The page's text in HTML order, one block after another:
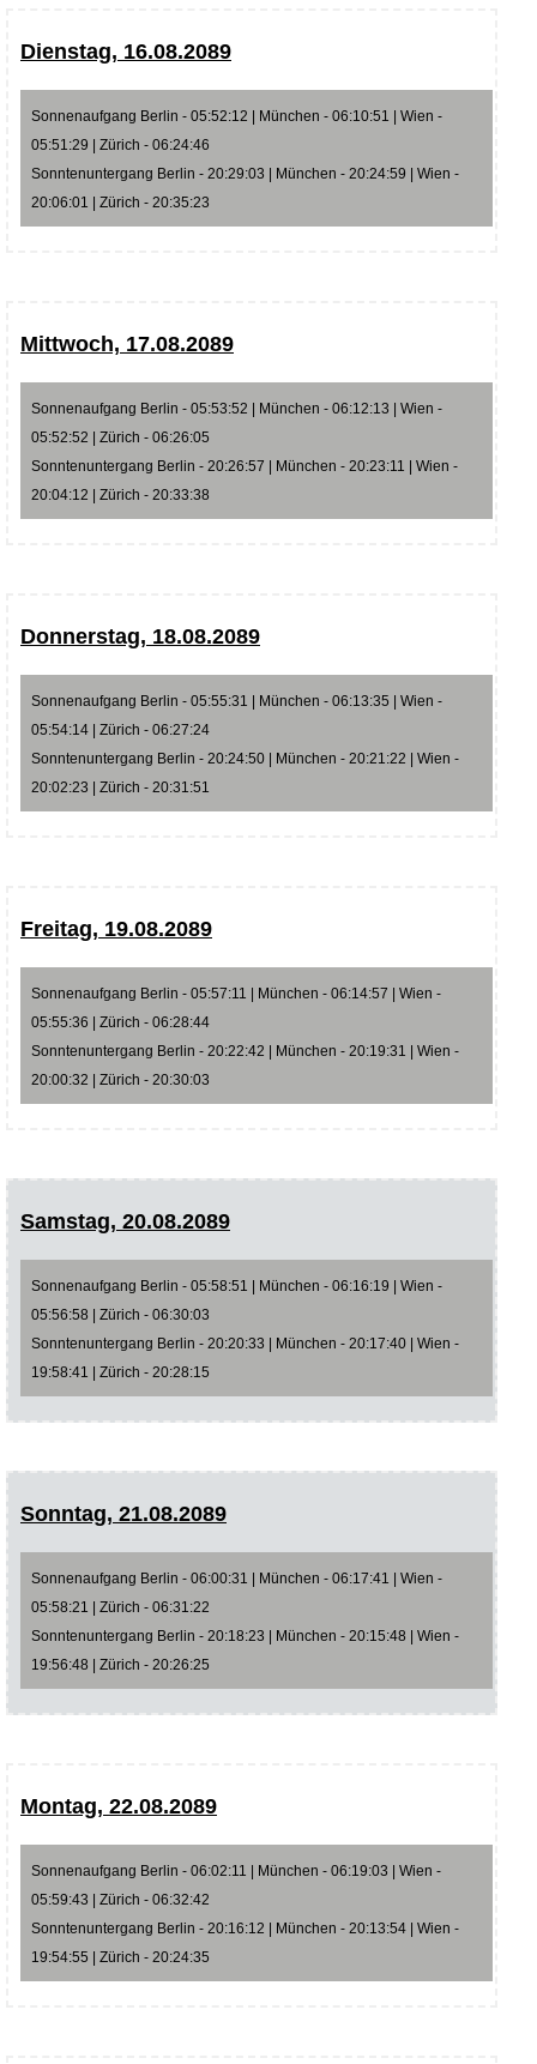
Dienstag, 16.08.2089
Sonnenaufgang Berlin - 05:52:12 | München - 06:10:51 | Wien -
05:51:29 | Zürich - 06:24:46
Sonntenuntergang Berlin - 20:29:03 | München - 20:24:59 | Wien -
20:06:01 | Zürich - 20:35:23
Mittwoch, 17.08.2089
Sonnenaufgang Berlin - 05:53:52 | München - 06:12:13 | Wien -
05:52:52 | Zürich - 06:26:05
Sonntenuntergang Berlin - 20:26:57 | München - 20:23:11 | Wien -
20:04:12 | Zürich - 20:33:38
Donnerstag, 18.08.2089
Sonnenaufgang Berlin - 05:55:31 | München - 06:13:35 | Wien -
05:54:14 | Zürich - 06:27:24
Sonntenuntergang Berlin - 20:24:50 | München - 20:21:22 | Wien -
20:02:23 | Zürich - 20:31:51
Freitag, 19.08.2089
Sonnenaufgang Berlin - 05:57:11 | München - 06:14:57 | Wien -
05:55:36 | Zürich - 06:28:44
Sonntenuntergang Berlin - 20:22:42 | München - 20:19:31 | Wien -
20:00:32 | Zürich - 20:30:03
Samstag, 20.08.2089
Sonnenaufgang Berlin - 05:58:51 | München - 06:16:19 | Wien -
05:56:58 | Zürich - 06:30:03
Sonntenuntergang Berlin - 20:20:33 | München - 20:17:40 | Wien -
19:58:41 | Zürich - 20:28:15
Sonntag, 21.08.2089
Sonnenaufgang Berlin - 06:00:31 | München - 06:17:41 | Wien -
05:58:21 | Zürich - 06:31:22
Sonntenuntergang Berlin - 20:18:23 | München - 20:15:48 | Wien -
19:56:48 | Zürich - 20:26:25
Montag, 22.08.2089
Sonnenaufgang Berlin - 06:02:11 | München - 06:19:03 | Wien -
05:59:43 | Zürich - 06:32:42
Sonntenuntergang Berlin - 20:16:12 | München - 20:13:54 | Wien -
19:54:55 | Zürich - 20:24:35